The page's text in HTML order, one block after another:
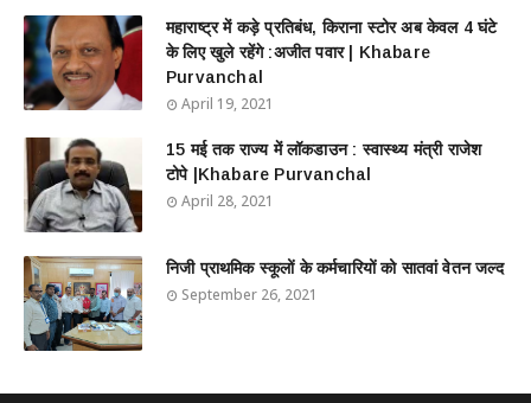
महाराष्ट्र में कड़े प्रतिबंध, किराना स्टोर अब केवल 4 घंटे
के लिए खुले रहेंगे :अजीत पवार | Khabare
Purvanchal
April 19, 2021
15 मई तक राज्य में लॉकडाउन : स्वास्थ्य मंत्री राजेश
टोपे |Khabare Purvanchal
April 28, 2021
निजी प्राथमिक स्कूलों के कर्मचारियों को सातवां वेतन जल्द
September 26, 2021